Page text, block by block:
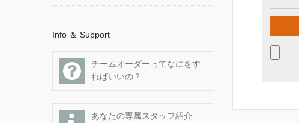
Info ＆ Support
チームオーダーってなにをす
ればいいの？
あなたの専属スタッフ紹介